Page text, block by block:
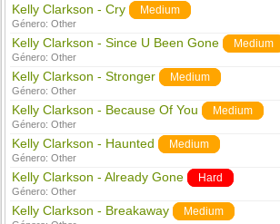
Kelly Clarkson - Cry Medium
Género:Other
Kelly Clarkson - Since U Been Gone Medium
Género:Other
Kelly Clarkson - Stronger Medium
Género:Other
Kelly Clarkson - Because Of You Medium
Género:Other
Kelly Clarkson - Haunted Medium
Género:Other
Kelly Clarkson - Already Gone Hard
Género:Other
Kelly Clarkson - Breakaway Medium